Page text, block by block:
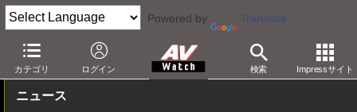
Powered by Translate
カテゴリ ログイン 検索 Impressサイト
AV Watch 製品 スマートフォン Xperia
ニュース